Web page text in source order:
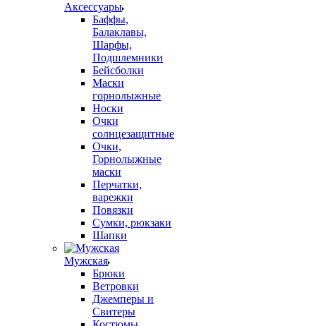
Аксессуары
Баффы,
Балаклавы,
Шарфы,
Подшлемники
Бейсболки
Маски
горнолыжные
Носки
Очки
солнцезащитные
Очки,
Горнолыжные
маски
Перчатки,
варежки
Повязки
Сумки, рюкзаки
Шапки
Мужская
Брюки
Ветровки
Джемперы и
Свитеры